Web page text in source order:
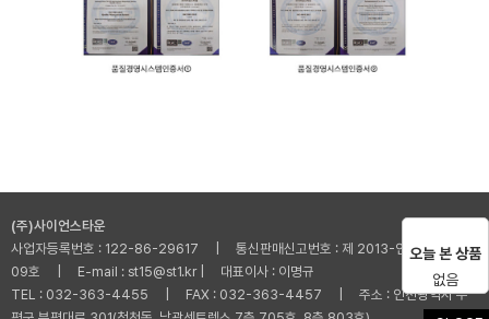
(주)사이언스타운
사업자등록번호 : 122-86-29617 | 통신판매신고번호 : 제 2013-인천부평-001
09호 | E-mail : st15@st1.kr | 대표이사 : 이명규
TEL : 032-363-4455 | FAX : 032-363-4457 | 주소 : 인천광역시 부
오늘 본 상품
없음